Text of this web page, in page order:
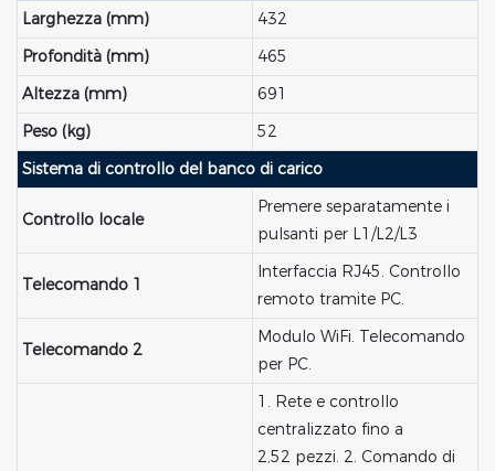
Larghezza (mm)
432
Profondità (mm)
465
Altezza (mm)
691
Peso (kg)
52
Sistema di controllo del banco di carico
Controllo locale
Premere separatamente i
pulsanti per L1/L2/L3
Telecomando 1
Interfaccia RJ45. Controllo
remoto tramite PC.
Telecomando 2
Modulo WiFi. Telecomando
per PC.
1. Rete e controllo
centralizzato fino a
2,52 pezzi. 2. Comando di